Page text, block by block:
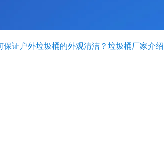
保证户外垃圾桶的外观清洁？垃圾桶厂家介绍